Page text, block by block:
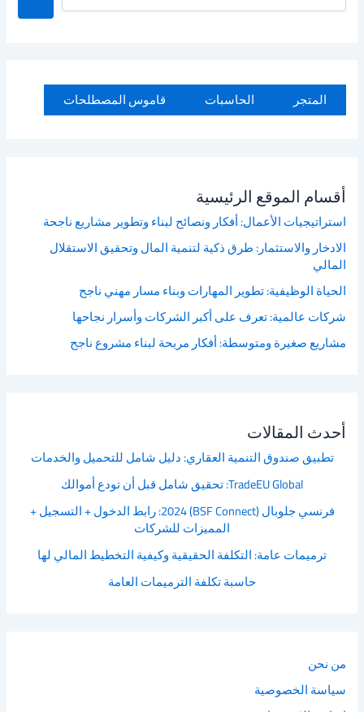
ب
المتجر الحاسبات قاموس المصطلحات
أقسام الموقع الرئيسية
استراتيجيات الأعمال: أفكار ونصائح لبناء وتطوير مشاريع ناجحة
الادخار والاستثمار: طرق ذكية لتنمية المال وتحقيق الاستقلال
المالي
الحياة الوظيفية: تطوير المهارات وبناء مسار مهني ناجح
شركات عالمية: تعرف على أكبر الشركات وأسرار نجاحها
مشاريع صغيرة ومتوسطة: أفكار مربحة لبناء مشروع ناجح
أحدث المقالات
تطبيق صندوق التنمية العقاري: دليل شامل للتحميل والخدمات
TradeEU Global: تحقيق شامل قبل أن تودع أموالك
فرنسي جلوبال (BSF Connect) 2024: رابط الدخول + التسجيل +
المميزات للشركات
ترميمات عامة: التكلفة الحقيقية وكيفية التخطيط المالي لها
حاسبة تكلفة الترميمات العامة
من نحن
سياسة الخصوصية